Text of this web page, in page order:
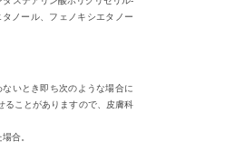
ノール、フェノキシエタノー
いとき即ち次のような場合に
ることがありますので、皮膚科
合。